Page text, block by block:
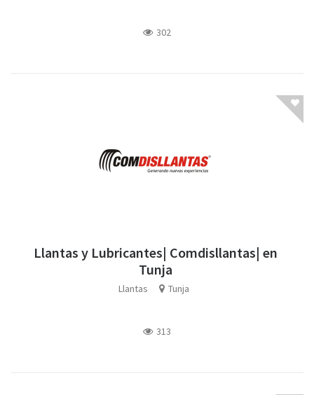
302
Llantas y Lubricantes| Comdisllantas| en
Tunja
Llantas Tunja
313